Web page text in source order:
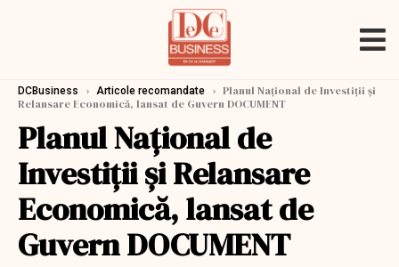
DCBusiness › Articole recomandate › Planul Naţional de Investiţii şi
Relansare Economică, lansat de Guvern DOCUMENT
Planul Naţional de
Investiţii şi Relansare
Economică, lansat de
Guvern DOCUMENT